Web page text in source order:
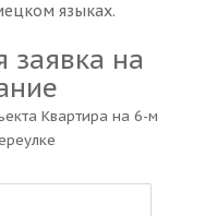
языках.
заявка на
Квартира на 6-м